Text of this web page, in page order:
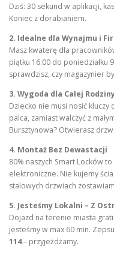
Dziś: 30 sekund w aplikacji,
Koniec z dorabianiem.
2. Idealne dla Wynajmu i
Masz kwaterę dla
piątku 16:00 do poniedziałku
sprawdzisz, czy magazynier
3. Wygoda dla Całej
Dziecko nie musi nosić
palca, zamiast walczyć z
Bursztynowa? Otwierasz
4. Montaż Bez Dewastacji
80% naszych Smart Locków
elektroniczne. Nie kujemy
stalowych drzwiach
5. Jesteśmy Lokalni – Z
Dojazd na terenie miasta
jesteśmy w max 60 min.
114– przyjeżdżamy.